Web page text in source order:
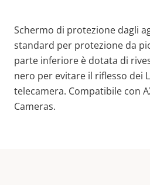
Schermo di protezione dagli
standard per protezione da
parte inferiore è dotata di
nero per evitare il riflesso dei
telecamera. Compatibile con
Cameras.